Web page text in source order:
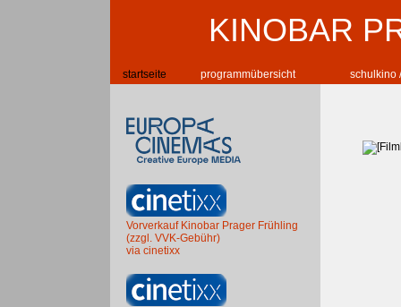
KINOBAR
startseite programmübersicht schulkino
Vorverkauf Kinobar Prager Frühling
(zzgl. VVK-Gebühr)
via cinetixx